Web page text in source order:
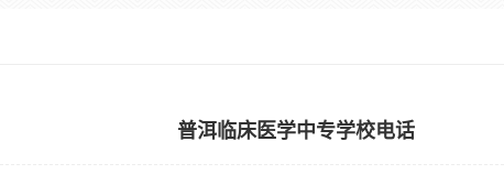
普洱临床医学中专学校电话